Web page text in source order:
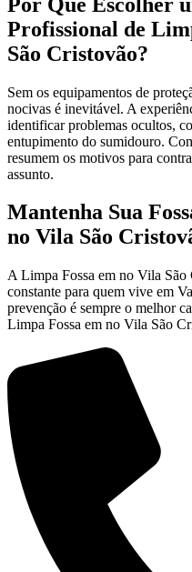
Profissional de
São Cristovão?
Sem os equipamentos de
nocivas é inevitável. A
identificar problemas ocultos,
entupimento do sumidouro.
resumem os motivos para
assunto.
Mantenha Sua
no Vila São
A Limpa Fossa em no Vila São
constante para quem vive em
prevenção é sempre o melhor
Limpa Fossa em no Vila São